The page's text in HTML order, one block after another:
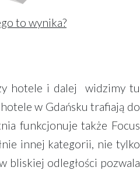
to wynika?
hotele i dalej widzimy tu
w Gdańsku trafiają do
funkcjonuje także Focus
innej kategorii, nie tylko
bliskiej odległości pozwala